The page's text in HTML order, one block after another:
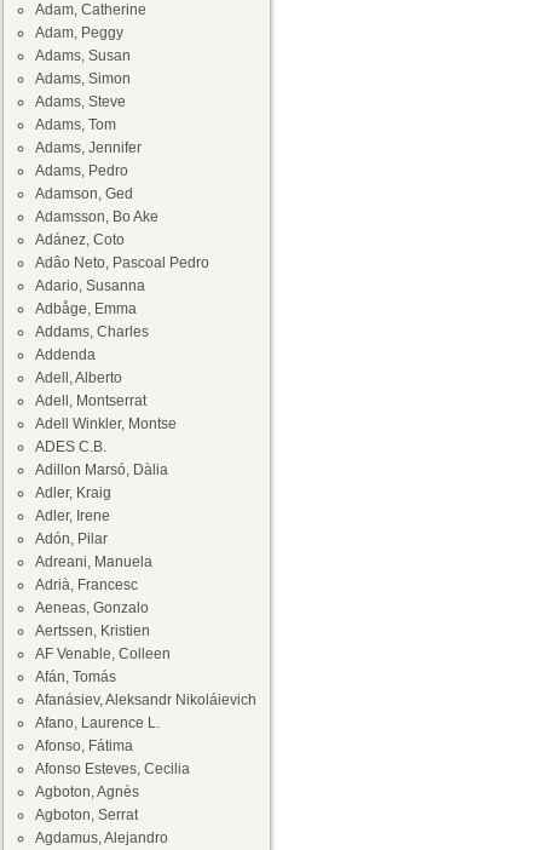
Adam, Catherine
Adam, Peggy
Adams, Susan
Adams, Simon
Adams, Steve
Adams, Tom
Adams, Jennifer
Adams, Pedro
Adamson, Ged
Adamsson, Bo Ake
Adánez, Coto
Adâo Neto, Pascoal Pedro
Adario, Susanna
Adbåge, Emma
Addams, Charles
Addenda
Adell, Alberto
Adell, Montserrat
Adell Winkler, Montse
ADES C.B.
Adillon Marsó, Dàlia
Adler, Kraig
Adler, Irene
Adón, Pilar
Adreani, Manuela
Adrià, Francesc
Aeneas, Gonzalo
Aertssen, Kristien
AF Venable, Colleen
Afán, Tomás
Afanásiev, Aleksandr Nikoláievich
Afano, Laurence L.
Afonso, Fátima
Afonso Esteves, Cecilia
Agboton, Agnès
Agboton, Serrat
Agdamus, Alejandro